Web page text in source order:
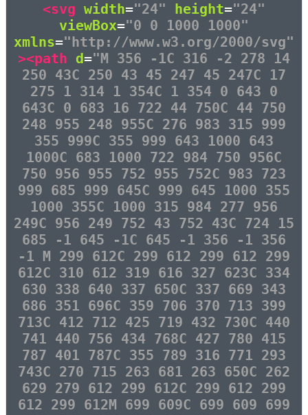
<svg width="24" height="24"
viewBox="0 0 1000 1000"
xmlns="http://www.w3.org/2000/svg"
><path d="M 356 -1C 316 -2 278 14
250 43C 250 43 45 247 45 247C 17
275 1 314 1 354C 1 354 0 643 0
643C 0 683 16 722 44 750C 44 750
248 955 248 955C 276 983 315 999
355 999C 355 999 643 1000 643
1000C 683 1000 722 984 750 956C
750 956 955 752 955 752C 983 723
999 685 999 645C 999 645 1000 355
1000 355C 1000 315 984 277 956
249C 956 249 752 43 752 43C 724 15
685 -1 645 -1C 645 -1 356 -1 356
-1 M 299 612C 299 612 299 612 299
612C 310 612 319 616 327 623C 334
630 338 640 337 650C 337 669 343
686 351 696C 359 706 370 713 399
713C 412 712 425 719 432 730C 440
741 440 756 434 768C 427 780 415
787 401 787C 355 789 316 771 293
743C 270 715 263 681 263 650C 262
629 279 612 299 612C 299 612 299
612 299 612M 699 609C 699 609 699